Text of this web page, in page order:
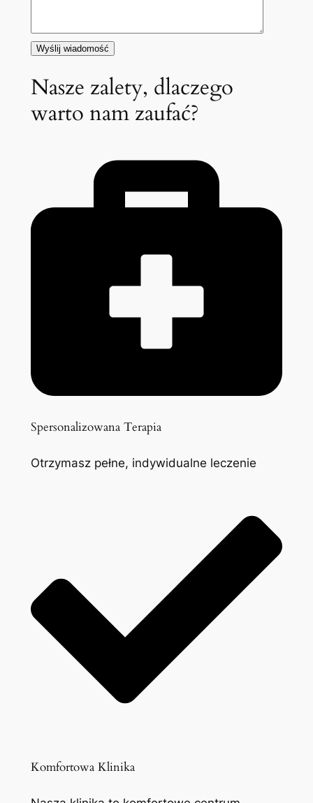
Nasze zalety, dlaczego
warto nam zaufać?
Spersonalizowana Terapia
Otrzymasz pełne, indywidualne leczenie
Komfortowa Klinika